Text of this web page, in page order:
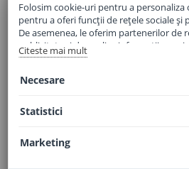
Email:office@elaptepraf.ro
Telefon:0745-964-449
Adresa:Sos. Borsului, Nr. 20, Oradea, Jud.
Folosim cookie-uri pentru a
pentru a oferi funcții de rețele sociale și
De asemenea, le oferim partenerilor de
publicitate și de analize informații cu
folosiți site-ul nostru. Aceștia le pot
Citeste mai mult
Necesare
Statistici
Marketing